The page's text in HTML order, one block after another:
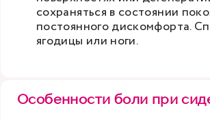
сохраняться в состоянии
постоянного дискомфорта.
ягодицы или ноги.
Особенности боли при